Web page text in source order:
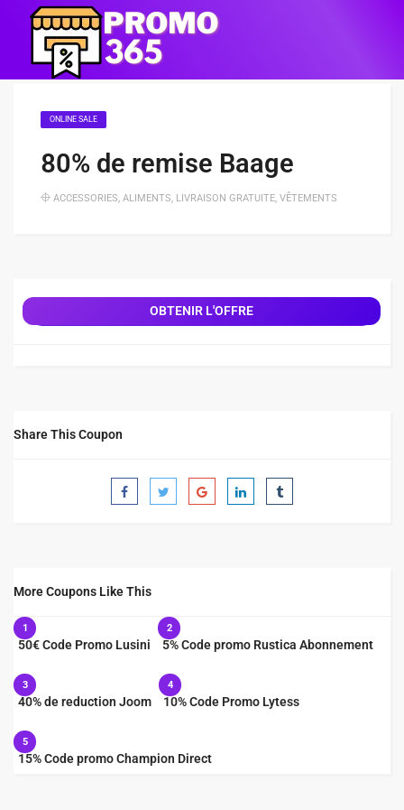
ONLINE SALE
80% de remise Baage
ACCESSORIES, ALIMENTS, LIVRAISON GRATUITE, VÊTEMENTS
OBTENIR L'OFFRE
Share This Coupon
More Coupons Like This
1
50€ Code Promo Lusini
2
5% Code promo Rustica Abonnement
3
40% de reduction Joom
4
10% Code Promo Lytess
5
15% Code promo Champion Direct